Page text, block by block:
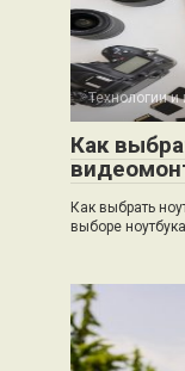
Технологии
Как
Как выбрать
выборе